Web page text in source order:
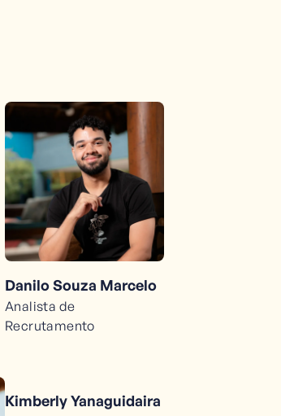
Danilo Souza Marcelo
Analista de
Recrutamento
Kimberly Yanaguidaira